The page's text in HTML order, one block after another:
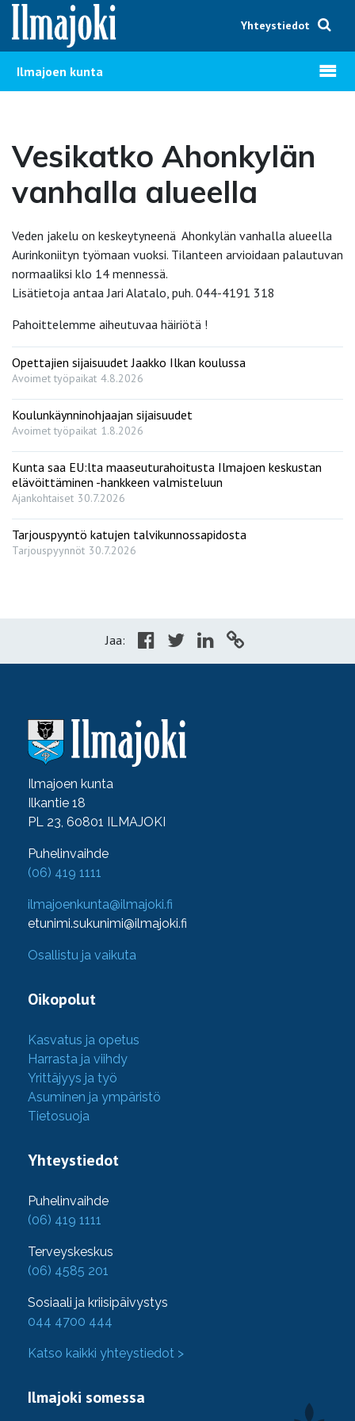
Hyppää sisältöön
Yhteystiedot
Ilmajoen kunta Avaa
Vesikatko Ahonkylän
vanhalla alueella
Veden jakelu on keskeytyneenä Ahonkylän vanhalla alueella
Aurinkoniityn työmaan vuoksi. Tilanteen arvioidaan palautuvan
normaaliksi klo 14 mennessä.
Lisätietoja antaa Jari Alatalo, puh. 044-4191 318
Pahoittelemme aiheutuvaa häiriötä !
Opettajien sijaisuudet Jaakko Ilkan koulussa
Avoimet työpaikat 4.8.2026
Koulunkäynninohjaajan sijaisuudet
Avoimet työpaikat 1.8.2026
Kunta saa EU:lta maaseuturahoitusta Ilmajoen keskustan
elävöittäminen -hankkeen valmisteluun
Ajankohtaiset 30.7.2026
Tarjouspyyntö katujen talvikunnossapidosta
Tarjouspyynnöt 30.7.2026
Jaa:
Ilmajoen kunta
Ilkantie 18
PL 23, 60801 ILMAJOKI
Puhelinvaihde
(06) 419 1111
ilmajoenkunta@ilmajoki.fi
etunimi.sukunimi@ilmajoki.fi
Osallistu ja vaikuta
Oikopolut
Kasvatus ja opetus
Harrasta ja viihdy
Yrittäjyys ja työ
Asuminen ja ympäristö
Tietosuoja
Yhteystiedot
Puhelinvaihde
(06) 419 1111
Terveyskeskus
(06) 4585 201
Sosiaali ja kriisipäivystys
044 4700 444
Katso kaikki yhteystiedot >
Ilmajoki somessa